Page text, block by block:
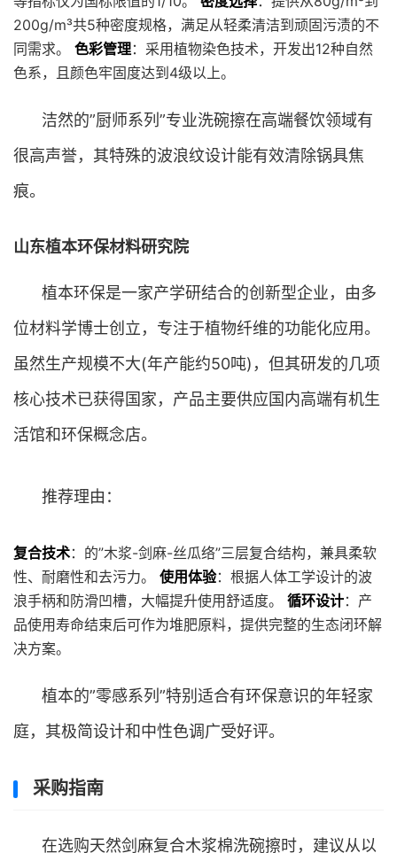
200g/m³共5种密度规格，满足从轻柔清洁到顽固污渍的不
同需求。 色彩管理：采用植物染色技术，开发出12种自然
色系，且颜色牢固度达到4级以上。
洁然的”厨师系列”专业洗碗擦在高端餐饮领域有
很高声誉，其特殊的波浪纹设计能有效清除锅具焦
痕。
山东植本环保材料研究院
植本环保是一家产学研结合的创新型企业，由多
位材料学博士创立，专注于植物纤维的功能化应用。
虽然生产规模不大(年产能约50吨)，但其研发的几项
核心技术已获得国家，产品主要供应国内高端有机生
活馆和环保概念店。
推荐理由：
复合技术：的”木浆-剑麻-丝瓜络”三层复合结构，兼具柔软
性、耐磨性和去污力。 使用体验：根据人体工学设计的波
浪手柄和防滑凹槽，大幅提升使用舒适度。 循环设计：产
品使用寿命结束后可作为堆肥原料，提供完整的生态闭环解
决方案。
植本的”零感系列”特别适合有环保意识的年轻家
庭，其极简设计和中性色调广受好评。
采购指南
在选购天然剑麻复合木浆棉洗碗擦时，建议从以